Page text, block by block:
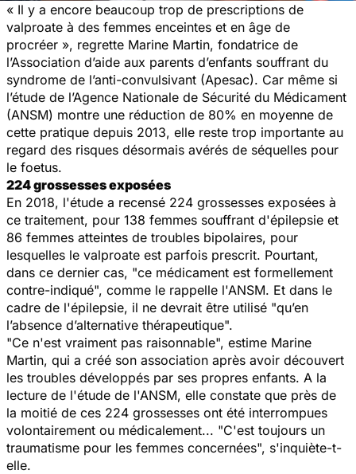
« Il y a encore beaucoup trop de prescriptions de
valproate à des femmes enceintes et en âge de
procréer », regrette Marine Martin, fondatrice de
l’Association d’aide aux parents d’enfants souffrant du
syndrome de l’anti-convulsivant (Apesac). Car même si
l’étude de l’Agence Nationale de Sécurité du Médicament
(ANSM) montre une réduction de 80% en moyenne de
cette pratique depuis 2013, elle reste trop importante au
regard des risques désormais avérés de séquelles pour
le foetus.
224 grossesses exposées
En 2018, l'étude a recensé 224 grossesses exposées à
ce traitement, pour 138 femmes souffrant d'épilepsie et
86 femmes atteintes de troubles bipolaires, pour
lesquelles le valproate est parfois prescrit. Pourtant,
dans ce dernier cas, "ce médicament est formellement
contre-indiqué", comme le rappelle l'ANSM. Et dans le
cadre de l'épilepsie, il ne devrait être utilisé "qu’en
l’absence d’alternative thérapeutique".
"Ce n'est vraiment pas raisonnable", estime Marine
Martin, qui a créé son association après avoir découvert
les troubles développés par ses propres enfants. A la
lecture de l'étude de l'ANSM, elle constate que près de
la moitié de ces 224 grossesses ont été interrompues
volontairement ou médicalement... "C'est toujours un
traumatisme pour les femmes concernées", s'inquiète-t-
elle.